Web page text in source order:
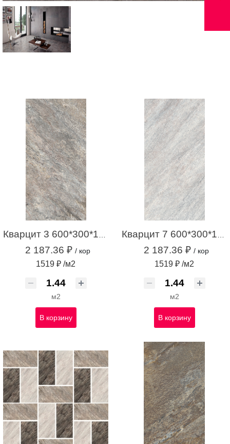
Кварцит 3 600*300*10 (1,44м2 / 8шт)
2 187.36 ₽ / кор
1519 ₽ /м2
м2
В корзину
Кварцит 7 600*300*10 (1,44м2 / 8шт)
2 187.36 ₽ / кор
1519 ₽ /м2
м2
В корзину